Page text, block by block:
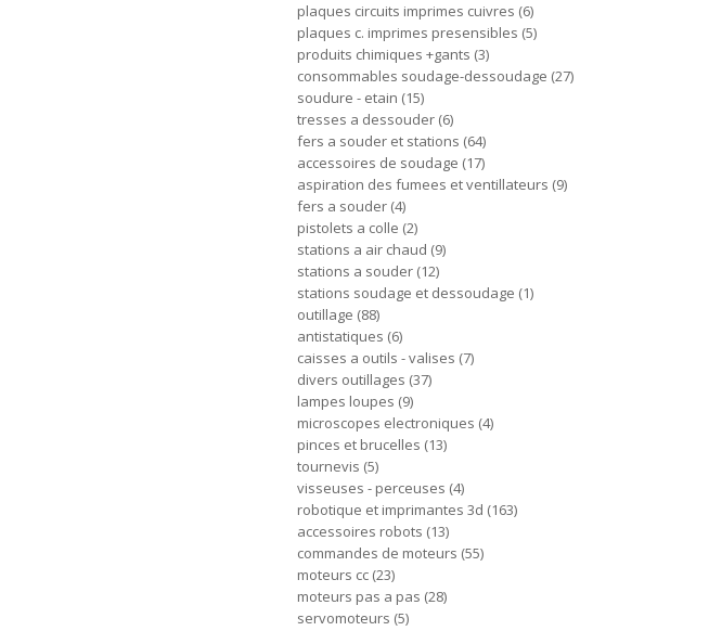
plaques circuits imprimes cuivres 6
plaques c. imprimes presensibles 5
produits chimiques +gants 3
consommables soudage-dessoudage 27
soudure - etain 15
tresses a dessouder 6
fers a souder et stations 64
accessoires de soudage 17
aspiration des fumees et ventillateurs 9
fers a souder 4
pistolets a colle 2
stations a air chaud 9
stations a souder 12
stations soudage et dessoudage 1
outillage 88
antistatiques 6
caisses a outils - valises 7
divers outillages 37
lampes loupes 9
microscopes electroniques 4
pinces et brucelles 13
tournevis 5
visseuses - perceuses 4
robotique et imprimantes 3d 163
accessoires robots 13
commandes de moteurs 55
moteurs cc 23
moteurs pas a pas 28
servomoteurs 5